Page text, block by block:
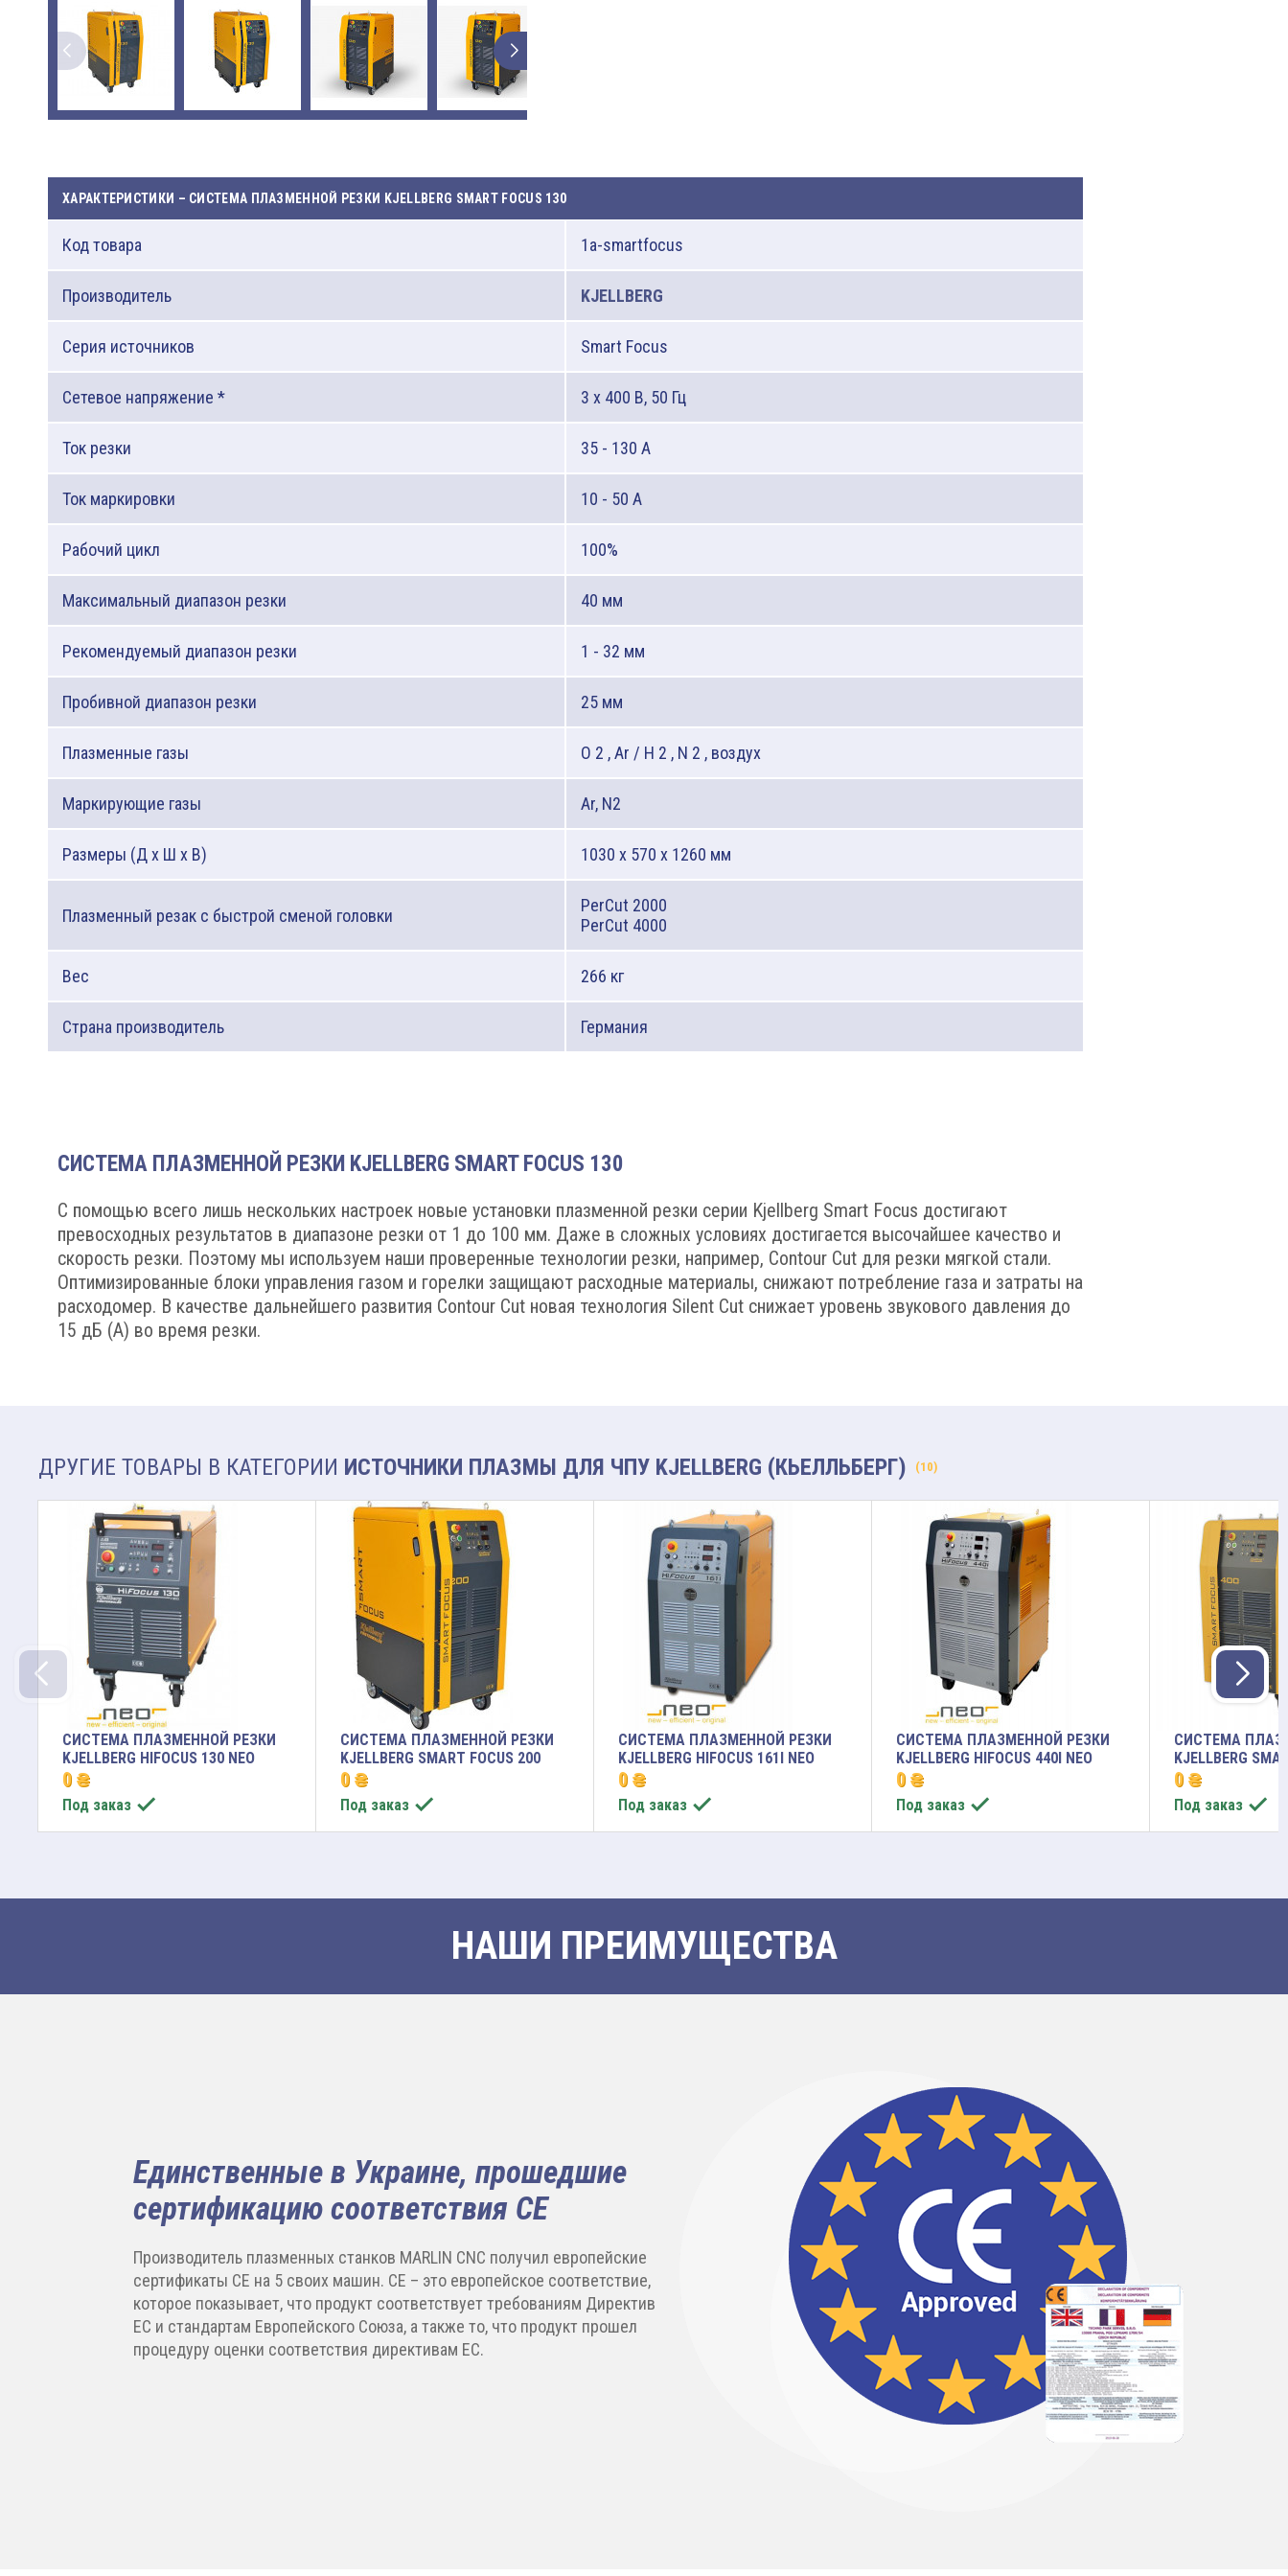
ХАРАКТЕРИСТИКИ – СИСТЕМА ПЛАЗМЕННОЙ РЕЗКИ KJELLBERG SMART FOCUS 130
Код товара 1a-smartfocus
Производитель KJELLBERG
Серия источников Smart Focus
Сетевое напряжение * 3 x 400 В, 50 Гц
Ток резки 35 - 130 A
Ток маркировки 10 - 50 A
Рабочий цикл 100%
Максимальный диапазон резки 40 мм
Рекомендуемый диапазон резки 1 - 32 мм
Пробивной диапазон резки 25 мм
Плазменные газы O 2 , Ar / H 2 , N 2 , воздух
Маркирующие газы Ar, N2
Размеры (Д х Ш х В) 1030 x 570 x 1260 мм
Плазменный резак с быстрой сменой головки
PerCut 2000
PerCut 4000
Вес 266 кг
Страна производитель Германия
СИСТЕМА ПЛАЗМЕННОЙ РЕЗКИ KJELLBERG SMART FOCUS 130
С помощью всего лишь нескольких настроек новые установки плазменной резки серии Kjellberg Smart Focus достигают
превосходных результатов в диапазоне резки от 1 до 100 мм. Даже в сложных условиях достигается высочайшее качество и
скорость резки. Поэтому мы используем наши проверенные технологии резки, например, Contour Cut для резки мягкой стали.
Оптимизированные блоки управления газом и горелки защищают расходные материалы, снижают потребление газа и затраты на
расходомер. В качестве дальнейшего развития Contour Cut новая технология Silent Cut снижает уровень звукового давления до
15 дБ (A) во время резки.
ДРУГИЕ ТОВАРЫ В КАТЕГОРИИ ИСТОЧНИКИ ПЛАЗМЫ ДЛЯ ЧПУ KJELLBERG (КЬЕЛЛЬБЕРГ) (10)
СИСТЕМА ПЛАЗМЕННОЙ РЕЗКИ
KJELLBERG HIFOCUS 130 NEO
0 ₴
Под заказ 
СИСТЕМА ПЛАЗМЕННОЙ РЕЗКИ
KJELLBERG SMART FOCUS 200
0 ₴
Под заказ 
СИСТЕМА ПЛАЗМЕННОЙ РЕЗКИ
KJELLBERG HIFOCUS 161I NEO
0 ₴
Под заказ 
СИСТЕМА ПЛАЗМЕННОЙ РЕЗКИ
KJELLBERG HIFOCUS 440I NEO
0 ₴
Под заказ 
СИСТЕМА
KJELLBERG
0 ₴
Под заказ 
НАШИ ПРЕИМУЩЕСТВА
Единственные в Украине, прошедшие
сертификацию соответствия CE
Производитель плазменных станков MARLIN CNC получил европейские
сертификаты CE на 5 своих машин. CE – это европейское соответствие,
которое показывает, что продукт соответствует требованиям Директив
ЕС и стандартам Европейского Союза, а также то, что продукт прошел
процедуру оценки соответствия директивам ЕС.